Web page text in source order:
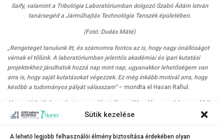
Sütik kezelése
A lehető legjobb felhasználói élmény biztosítása érdekében olyan
Saify, valamint a Tribológia Laboratóriumban dolgozó Szabó Ádám István
tanársegéd a Járműhajtás Technológia Tanszék épületében.
(Fotó: Dudás Máté)
„Rengeteget tanulunk itt, és számomra fontos az is, hogy nagy önállóságot
várnak el tőlünk. A laboratóriumban jelentős akadémiai és ipari kutatási
projektekhez járulhatok hozzá nap mint nap, ugyanakkor lehetőségem van
arra is, hogy saját kutatásokat végezzek. Ez még inkább motivál arra, hogy
később a tudományos pályát válasszam”– mondta el Hasan Rafiul.
Akram Al Saify hozzátette: gyerekkori álma válik valóra azzal, hogy valódi
járműipari projektekkel foglalkozhat, ugyanis gyakornoki feladataik közé
változó teljesítményének és károsanyag-kibocsátásának megfigyelése.